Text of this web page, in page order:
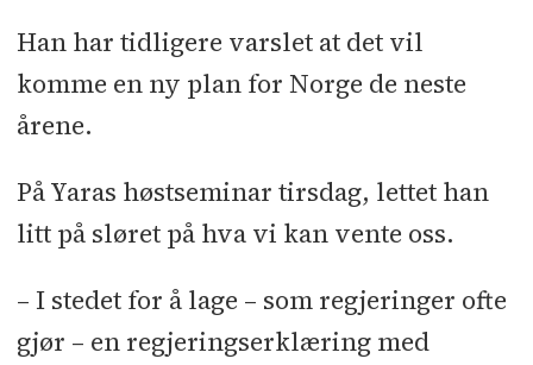
Han har tidligere varslet at det vil
komme en ny plan for Norge de neste
årene.
På Yaras høstseminar tirsdag, lettet han
litt på sløret på hva vi kan vente oss.
– I stedet for å lage – som regjeringer ofte
gjør – en regjeringserklæring med